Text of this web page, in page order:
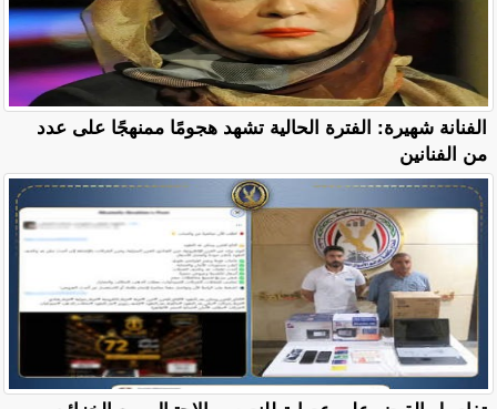
الفنانة شهيرة: الفترة الحالية تشهد هجومًا ممنهجًا على عدد
من الفنانين